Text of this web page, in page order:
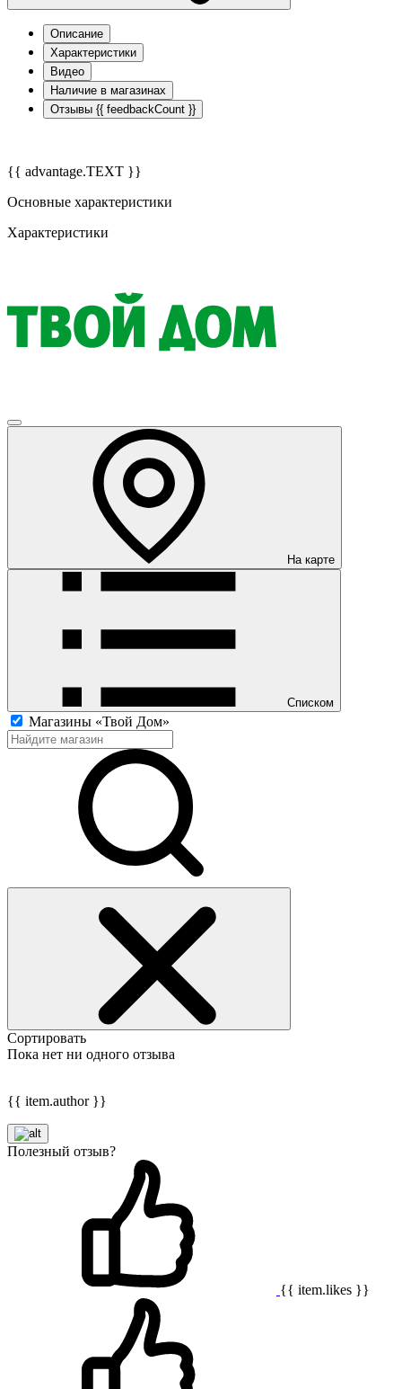
Описание
Характеристики
Видео
Наличие в магазинах
Отзывы {{ feedbackCount }}
{{ advantage.TEXT }}
Основные характеристики
Характеристики
На карте
Списком
Магазины «Твой Дом»
Сортировать
Пока нет ни одного отзыва
{{ item.author }}
Полезный отзыв?
{{ item.likes }}